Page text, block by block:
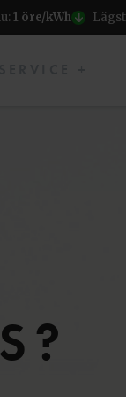
1 öre/kWh